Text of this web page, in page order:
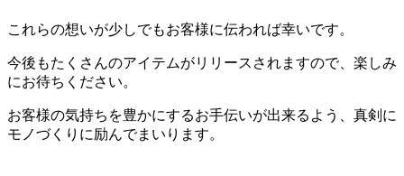
これらの想いが少しでもお客様に伝われば幸いです。
今後もたくさんのアイテムがリリースされますので、楽しみ
にお待ちください。
お客様の気持ちを豊かにするお手伝いが出来るよう、真剣に
モノづくりに励んでまいります。